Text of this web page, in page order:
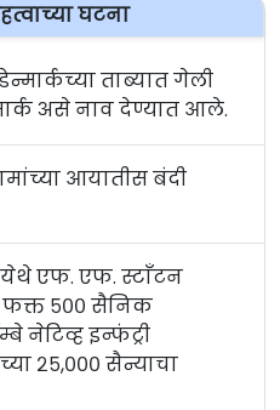
घटना
ताब्यात गेली
असे नाव देण्यात आले.
आयातीस बंदी
येथे एफ. एफ. स्टाँटन
फक्त ५०० सैनिक
नेटिव्ह इन्फंट्री
२५,००० सैन्याचा